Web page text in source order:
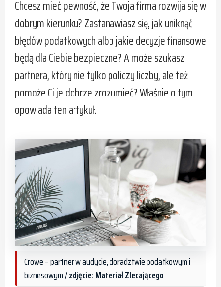
Chcesz mieć pewność, że Twoja firma rozwija się w
dobrym kierunku? Zastanawiasz się, jak uniknąć
błędów podatkowych albo jakie decyzje finansowe
będą dla Ciebie bezpieczne? A może szukasz
partnera, który nie tylko policzy liczby, ale też
pomoże Ci je dobrze zrozumieć? Właśnie o tym
opowiada ten artykuł.
Crowe – partner w audycie, doradztwie podatkowym i
biznesowym /zdjęcie: Materiał Zlecającego